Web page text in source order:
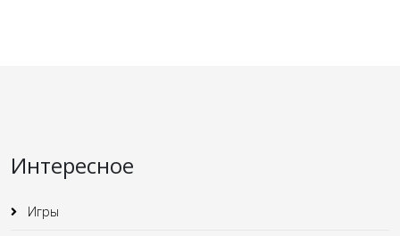
Интересное
Игры